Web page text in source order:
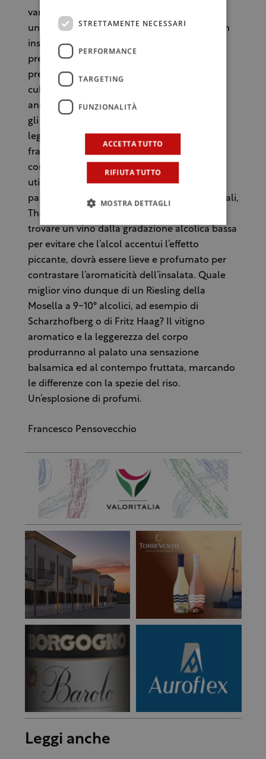
varietale, è la scelta migliore: un grecanico o
un catarratto giovane sarebbero perfetti. Con
insalate di riso a base di pesce sono da
preferire i bianchi secchi e sapidi. Con le
preparazioni più corpose, ad esempio con
cubetti di formaggio e mortadella, possono
andare bene vini bianchi intensi, ad esempio
gli chardonnay, ma anche vini rosati o rossi
leggeri e morbidi, un rosato da syrah o un
frappato. L’abbinamento del riso è quindi
condizionato totalmente dagli ingredienti
utilizzati per la preparazione. Una nota
particolare va fatta per insalate di riso orientali,
Thai-style, speziate e piccanti. Qui occorre
trovare un vino dalla gradazione alcolica bassa
per evitare che l’alcol accentui l’effetto
piccante, dovrà essere lieve e profumato per
contrastare l’aromaticità dell’insalata. Quale
miglior vino dunque di un Riesling della
Mosella a 9-10° alcolici, ad esempio di
Scharzhofberg o di Fritz Haag? Il vitigno
aromatico e la leggerezza del corpo
produrranno al palato una sensazione
balsamica ed al contempo fruttata, marcando
le differenze con la spezie del riso.
Un’esplosione di profumi.
Francesco Pensovecchio
Leggi anche
STRETTAMENTE NECESSARI
PERFORMANCE
TARGETING
FUNZIONALITÀ
ACCETTA TUTTO
RIFIUTA TUTTO
MOSTRA DETTAGLI